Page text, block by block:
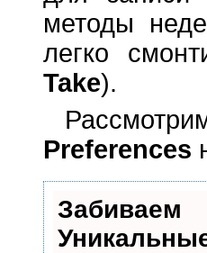
методы
легко
Take).
Preferences